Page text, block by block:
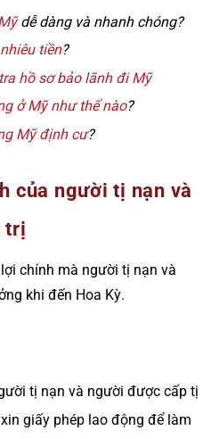
dễ dàng và nhanh chóng?
tiền?
hồ sơ bảo lãnh đi Mỹ
ở Mỹ như thế nào?
Mỹ định cư?
của người tị nạn và
trị
chính mà người tị nạn và
khi đến Hoa Kỳ.
tị nạn và người được cấp tị
giấy phép lao động để làm